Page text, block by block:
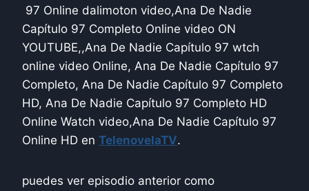
97 Online dalimoton video,Ana De Nadie
Capítulo 97 Completo Online video ON
YOUTUBE,,Ana De Nadie Capítulo 97 wtch
online video Online, Ana De Nadie Capítulo 97
Completo, Ana De Nadie Capítulo 97 Completo
HD, Ana De Nadie Capítulo 97 Completo HD
Online Watch video,Ana De Nadie Capítulo 97
Online HD en TelenovelaTV.
puedes ver episodio anterior como